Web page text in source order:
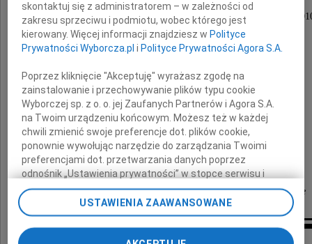
Zastępcę Prezydenta Miasta Częstochowy w latach
Łącząc się w bólu z
Rodziną
składamy wyrazy głębokiego współczucia
Rada Nadzorcza, Zarząd i Pracownicy
Przedsiębiorstwa Wodociągów i Kanalizacji
Okręgu Częstochowskiego SA w Częstochowie
skontaktuj się z administratorem – w zależności od
zakresu sprzeciwu i podmiotu, wobec którego jest
kierowany. Więcej informacji znajdziesz w Polityce
Prywatności Wyborcza.pl i Polityce Prywatności Agora S.A.
Poprzez kliknięcie "Akceptuję" wyrażasz zgodę na
zainstalowanie i przechowywanie plików typu cookie
Wyborczej sp. z o. o. jej Zaufanych Partnerów i Agora S.A.
na Twoim urządzeniu końcowym. Możesz też w każdej
chwili zmienić swoje preferencje dot. plików cookie,
ponownie wywołując narzędzie do zarządzania Twoimi
preferencjami dot. przetwarzania danych poprzez
odnośnik „Ustawienia prywatności” w stopce serwisu i
przechodząc do sekcji „Ustawienia zaawansowane”.
Zmiana ustawień plików cookie możliwa jest także za
pomocą ustawień przeglądarki.
USTAWIENIA ZAAWANSOWANE